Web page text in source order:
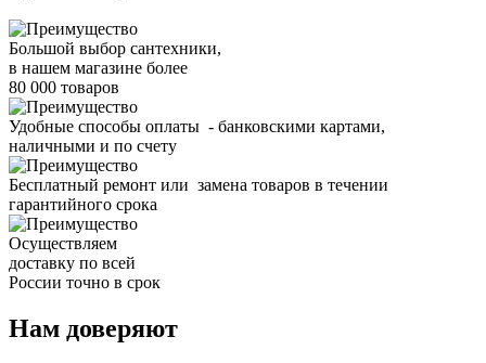
Большой выбор сантехники,
в нашем магазине более
80 000 товаров
Удобные способы оплаты - банковскими картами,
наличными и по счету
Бесплатный ремонт или замена товаров в течении
гарантийного срока
Осуществляем
доставку по всей
России точно в срок
Нам доверяют